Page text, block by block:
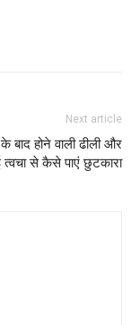
Next article
के बाद होने वाली ढीली और
से कैसे पाएं छुटकारा